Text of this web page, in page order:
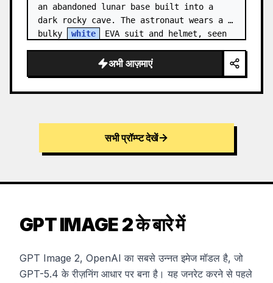
an abandoned lunar base built into a
dark rocky cave. The astronaut wears a
bulky
white
EVA suit and helmet, seen
अभी आज़माएं
सभी प्रॉम्प्ट देखें
GPT IMAGE 2 के बारे में
GPT Image 2, OpenAI का सबसे उन्नत इमेज मॉडल है, जो
GPT-5.4 के रीज़निंग आधार पर बना है। यह जनरेट करने से पहले